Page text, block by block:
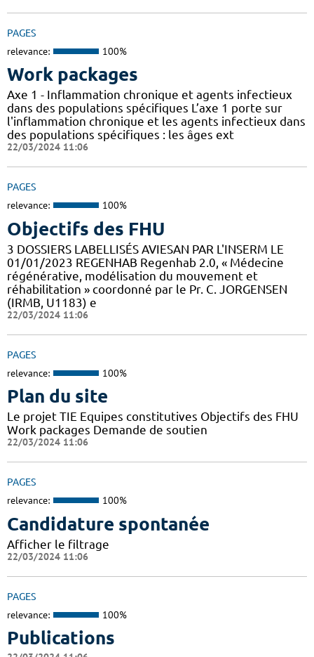
PAGES
relevance: 100%
Work packages
Axe 1 - Inflammation chronique et agents infectieux
dans des populations spécifiques L’axe 1 porte sur
l'inflammation chronique et les agents infectieux dans
des populations spécifiques : les âges ext
22/03/2024 11:06
PAGES
relevance: 100%
Objectifs des FHU
3 DOSSIERS LABELLISÉS AVIESAN PAR L'INSERM LE
01/01/2023 REGENHAB Regenhab 2.0, « Médecine
régénérative, modélisation du mouvement et
réhabilitation » coordonné par le Pr. C. JORGENSEN
(IRMB, U1183) e
22/03/2024 11:06
PAGES
relevance: 100%
Plan du site
Le projet TIE Equipes constitutives Objectifs des FHU
Work packages Demande de soutien
22/03/2024 11:06
PAGES
relevance: 100%
Candidature spontanée
Afficher le filtrage
22/03/2024 11:06
PAGES
relevance: 100%
Publications